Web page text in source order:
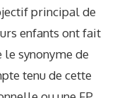
principal de
enfants ont fait
synonyme de
tenu de cette